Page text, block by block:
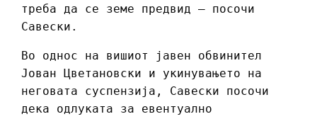
треба да се земе предвид – посочи
Савески.
Во однос на вишиот јавен обвинител
Јован Цветановски и укинувањето на
неговата суспензија, Савески посочи
дека одлуката за евентуално